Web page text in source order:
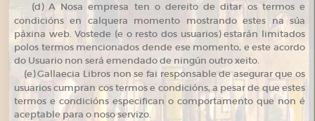
(d) A Nosa empresa ten o dereito de ditar os termos e
condicións en calquera momento mostrando estes na súa
páxina web. Vostede (e o resto dos usuarios) estarán limitados
polos termos mencionados dende ese momento, e este acordo
do Usuario non será emendado de ningún outro xeito.
(e) Gallaecia Libros non se fai responsable de asegurar que os
usuarios cumpran cos termos e condicións, a pesar de que estes
termos e condicións especifican o comportamento que non é
aceptable para o noso servizo.